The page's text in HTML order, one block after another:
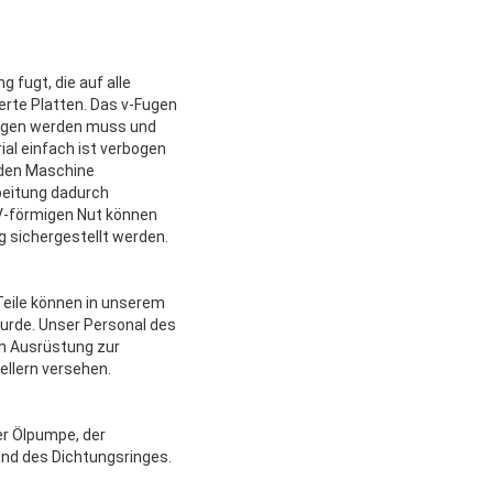
fugt, die auf alle
Platten. Das v-Fugen
werden muss und
einfach ist verbogen
Maschine
dadurch
förmigen Nut können
sichergestellt werden.
können in unserem
Unser Personal des
Ausrüstung zur
versehen.
Ölpumpe, der
des Dichtungsringes.